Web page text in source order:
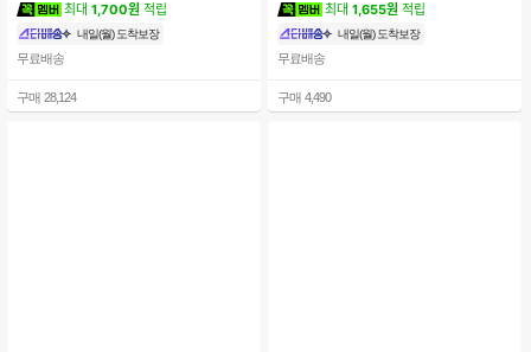
최대 1,700원 적립
내일(월) 도착보장
무료배송
구매 28,124
최대 1,655원 적립
내일(월) 도착보장
무료배송
구매 4,490